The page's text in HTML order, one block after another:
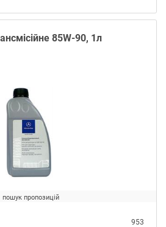
Каністра пластик
85W-90, 1л
пошук пропозицій
953